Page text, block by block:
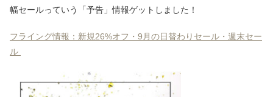
幅セールっていう「予告」情報ゲットしました！
フライング情報：新規26%オフ・9月の日替わりセール・週末セー
ル